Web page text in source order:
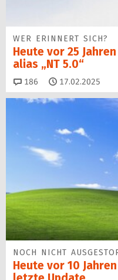
WER ERINNERT SICH?
Heute vor 25
alias „NT 5.0“
186 Kommentare
17.02.2025
NOCH NICHT
Heute vor 10